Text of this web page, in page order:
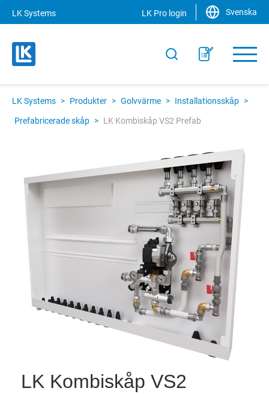
LK Systems LK Pro login Svenska
LK Systems > Produkter > Golvvärme > Installationsskåp >
Prefabricerade skåp > LK Kombiskåp VS2 Prefab
LK Kombiskåp VS2